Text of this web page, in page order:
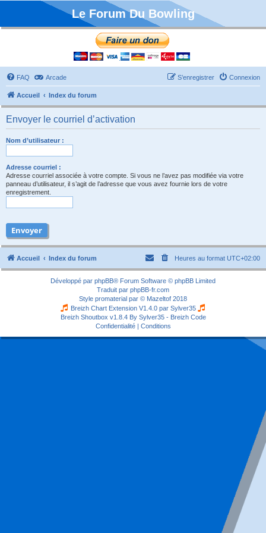
Le Forum Du Bowling
FAQ Arcade Connexion
S’enregistrer
Accueil Index du forum
Envoyer le courriel d’activation
Nom d’utilisateur :
Adresse courriel :
Adresse courriel associée à votre compte. Si vous ne l’avez pas modifiée via votre
panneau d’utilisateur, il s’agit de l’adresse que vous avez fournie lors de votre
enregistrement.
Accueil Index du forum Heures au format UTC+02:00
Développé par phpBB® Forum Software © phpBB Limited
Traduit par phpBB-fr.com
Style promaterial par © Mazeltof 2018
Breizh Chart Extension V1.4.0 par Sylver35
Breizh Shoutbox v1.8.4 By Sylver35 - Breizh Code
Confidentialité| Conditions